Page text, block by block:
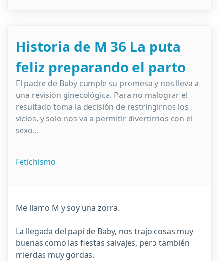
Historia de M 36 La puta
feliz preparando el parto
El padre de Baby cumple su promesa y nos lleva a
una revisión ginecológica. Para no malograr el
resultado toma la decisión de restringirnos los
vicios, y solo nos va a permitir divertirnos con el
sexo...
Fetichismo
Me llamo M y soy una zorra.
La llegada del papi de Baby, nos trajo cosas muy
buenas como las fiestas salvajes, pero también
mierdas muy gordas.